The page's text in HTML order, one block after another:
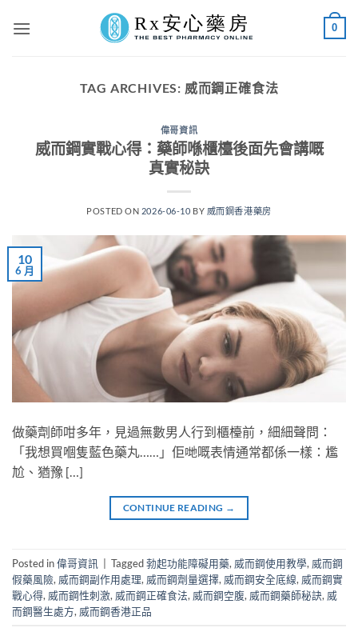
0
TAG ARCHIVES: 威而鋼正確食法
偉哥資訊
威而鋼實戰心得：藥師喺櫃檯後面先會講嘅
真實秘訣
POSTED ON 2026-06-10 BY 威而鋼香港藥房
10
6 月
做藥劑師咁多年，見過無數男人行到櫃檯前，細細聲問：
「我想買嗰隻藍色藥丸……」佢哋嘅表情通常都係一樣：尷
尬、猶豫 […]
CONTINUE READING →
Posted in偉哥資訊 Tagged勃起功能障礙用藥, 威而鋼使用教學, 威而鋼
假藥風險, 威而鋼副作用處理, 威而鋼劑量選擇, 威而鋼安全底線, 威而鋼實
戰心得, 威而鋼性刺激, 威而鋼正確食法, 威而鋼空腹, 威而鋼藥師秘訣, 威
而鋼醫生處方, 威而鋼香港正品